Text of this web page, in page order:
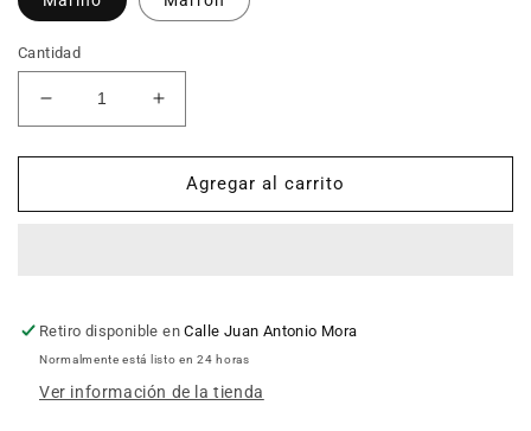
Cantidad
Reducir
cantidad
para
casa
Aumentar
cantidad
para
Zapatillas
casa
Agregar al carrito
Retiro disponible enCalle Juan Antonio Mora
Normalmente está listo en 24 horas
Ver información de la tienda